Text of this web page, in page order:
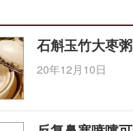
之效。针刺膻中穴有利
后缺乳的表现。中医
气郁滞，失其疏泄，则
见嗳气、胁痛、精神抑
，首选膻中穴，常与足
石斛玉竹大枣
20年12月10日